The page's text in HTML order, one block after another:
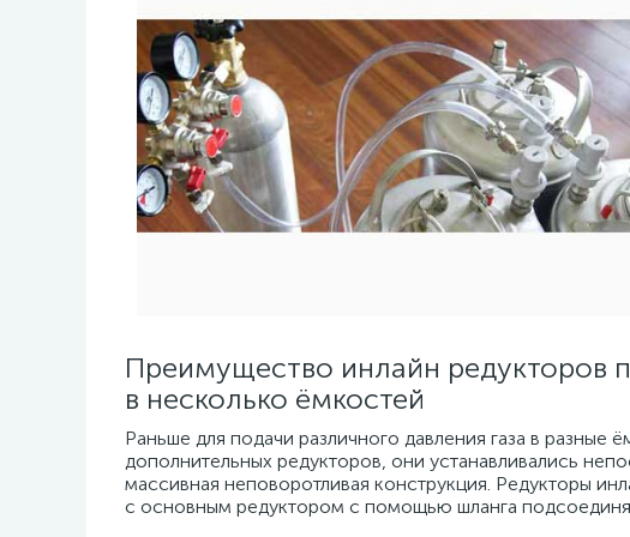
Преимущество инлайн редукторов
в несколько ёмкостей
Раньше для подачи различного давления газа в
дополнительных редукторов, они устанавливались
массивная неповоротливая конструкция. Редукторы
с основным редуктором с помощью шланга